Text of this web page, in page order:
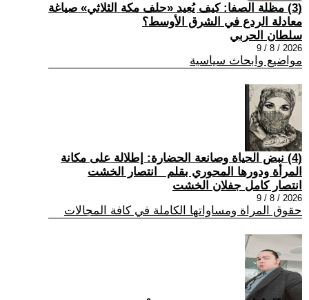
(3) مظلة الصفا: كيف يُعيد «حلف مكة الثلاثي» صياغة
معادلة الردع في الشرق الأوسط؟
سلطان الحربي
2026 / 8 / 9
مواضيع وابحاث سياسية
(4) نبض الحياة وصانعة الحضارة: إطلالة على مكانة
المرأة ودورها المحوري بقلم _انتصار الخشت
انتصار كامل جفلان الخشت
2026 / 8 / 9
حقوق المراة ومساواتها الكاملة في كافة المجالات